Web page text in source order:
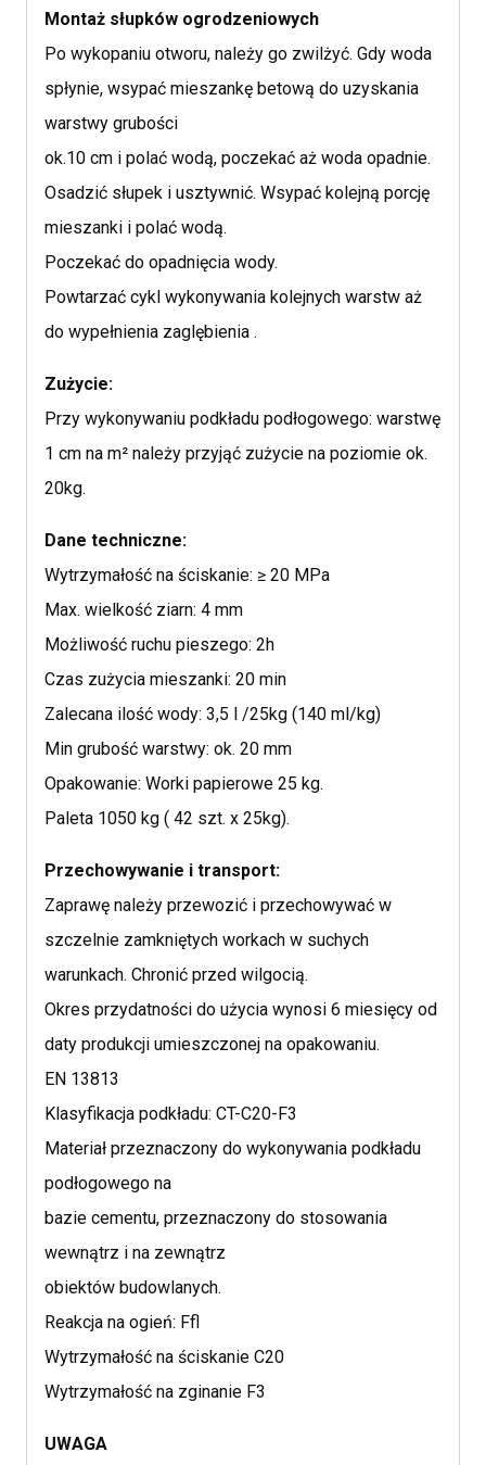
Montaż słupków ogrodzeniowych
Po wykopaniu otworu, należy go zwilżyć. Gdy woda
spłynie, wsypać mieszankę betową do uzyskania
warstwy grubości
ok.10 cm i polać wodą, poczekać aż woda opadnie.
Osadzić słupek i usztywnić. Wsypać kolejną porcję
mieszanki i polać wodą.
Poczekać do opadnięcia wody.
Powtarzać cykl wykonywania kolejnych warstw aż
do wypełnienia zaglębienia .
Zużycie:
Przy wykonywaniu podkładu podłogowego: warstwę
1 cm na m² należy przyjąć zużycie na poziomie ok.
20kg.
Dane techniczne:
Wytrzymałość na ściskanie: ≥ 20 MPa
Max. wielkość ziarn: 4 mm
Możliwość ruchu pieszego: 2h
Czas zużycia mieszanki: 20 min
Zalecana ilość wody: 3,5 l /25kg (140 ml/kg)
Min grubość warstwy: ok. 20 mm
Opakowanie: Worki papierowe 25 kg.
Paleta 1050 kg ( 42 szt. x 25kg).
Przechowywanie i transport:
Zaprawę należy przewozić i przechowywać w
szczelnie zamkniętych workach w suchych
warunkach. Chronić przed wilgocią.
Okres przydatności do użycia wynosi 6 miesięcy od
daty produkcji umieszczonej na opakowaniu.
EN 13813
Klasyfikacja podkładu: CT-C20-F3
Materiał przeznaczony do wykonywania podkładu
podłogowego na
bazie cementu, przeznaczony do stosowania
wewnątrz i na zewnątrz
obiektów budowlanych.
Reakcja na ogień: Ffl
Wytrzymałość na ściskanie C20
Wytrzymałość na zginanie F3
UWAGA